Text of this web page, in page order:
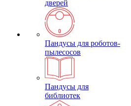
дверей
Пандусы для роботов-
пылесосов
Пандусы для
библиотек